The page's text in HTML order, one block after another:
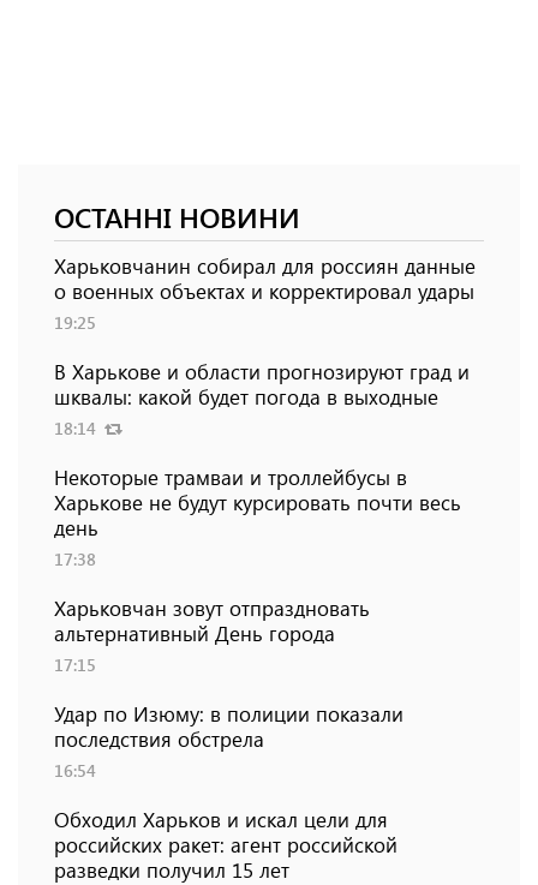
ОСТАННІ НОВИНИ
Харьковчанин собирал для россиян данные
о военных объектах и ​​корректировал удары
19:25
В Харькове и области прогнозируют град и
шквалы: какой будет погода в выходные
18:14
Некоторые трамваи и троллейбусы в
Харькове не будут курсировать почти весь
день
17:38
Харьковчан зовут отпраздновать
альтернативный День города
17:15
Удар по Изюму: в полиции показали
последствия обстрела
16:54
Обходил Харьков и искал цели для
российских ракет: агент российской
разведки получил 15 лет